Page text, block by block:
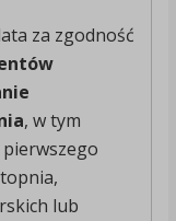
za zgodność
, w tym
lub